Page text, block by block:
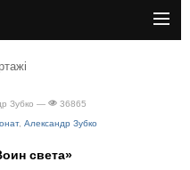
Зубко —
36865
, Александр Зубко
света»